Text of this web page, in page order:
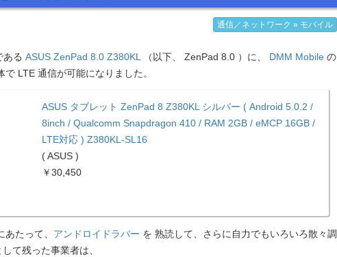
通信／ネットワーク » モバイル
る ASUS ZenPad 8.0 Z380KL（以下、 ZenPad 8.0 ）に、 DMM Mobile の
LTE 通信が可能になりました。
ASUS タブレット ZenPad 8 Z380KL シルバー ( Android 5.0.2 /
8inch / Qualcomm Snapdragon 410 / RAM 2GB / eMCP 16GB /
LTE対応 ) Z380KL-SL16
( ASUS )
￥30,450
たって、 アンドロイドラバー を 熟読して、さらに自力でもいろいろ散々調
て残った事業者は、